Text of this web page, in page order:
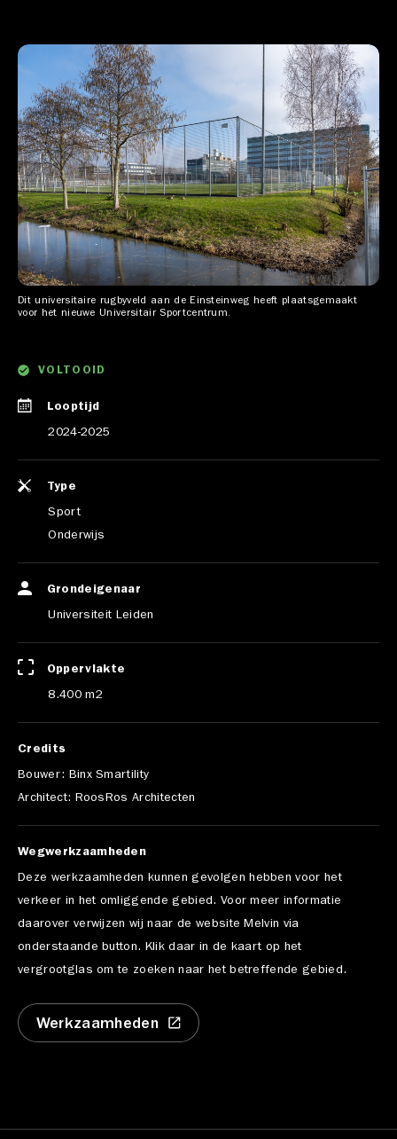
Dit universitaire rugbyveld aan de Einsteinweg heeft plaatsgemaakt
voor het nieuwe Universitair Sportcentrum.
VOLTOOID
Looptijd
2024-2025
Type
Sport
Onderwijs
Grondeigenaar
Universiteit Leiden
Oppervlakte
8.400 m2
Credits
Bouwer: Binx Smartility
Architect: RoosRos Architecten
Wegwerkzaamheden
Deze werkzaamheden kunnen gevolgen hebben voor het
verkeer in het omliggende gebied. Voor meer informatie
daarover verwijzen wij naar de website Melvin via
onderstaande button. Klik daar in de kaart op het
vergrootglas om te zoeken naar het betreffende gebied.
Werkzaamheden